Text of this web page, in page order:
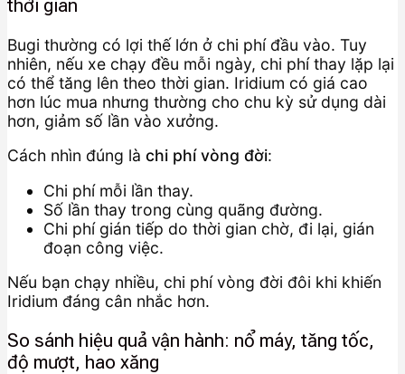
thời gian
Bugi thường có lợi thế lớn ở chi phí đầu vào. Tuy
nhiên, nếu xe chạy đều mỗi ngày, chi phí thay lặp lại
có thể tăng lên theo thời gian. Iridium có giá cao
hơn lúc mua nhưng thường cho chu kỳ sử dụng dài
hơn, giảm số lần vào xưởng.
Cách nhìn đúng là chi phí vòng đời:
Chi phí mỗi lần thay.
Số lần thay trong cùng quãng đường.
Chi phí gián tiếp do thời gian chờ, đi lại, gián
đoạn công việc.
Nếu bạn chạy nhiều, chi phí vòng đời đôi khi khiến
Iridium đáng cân nhắc hơn.
So sánh hiệu quả vận hành: nổ máy, tăng tốc,
độ mượt, hao xăng